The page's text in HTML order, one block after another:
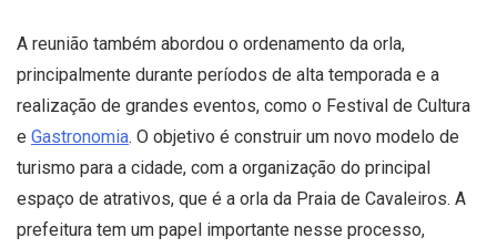
A reunião também abordou o ordenamento da orla,
principalmente durante períodos de alta temporada e a
realização de grandes eventos, como o Festival de Cultura
e Gastronomia. O objetivo é construir um novo modelo de
turismo para a cidade, com a organização do principal
espaço de atrativos, que é a orla da Praia de Cavaleiros. A
prefeitura tem um papel importante nesse processo,